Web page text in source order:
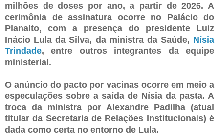
milhões de doses por ano, a partir de 2026. A
cerimônia de assinatura ocorre no Palácio do
Planalto, com a presença do presidente Luiz
Inácio Lula da Silva, da ministra da Saúde, Nísia
Trindade, entre outros integrantes da equipe
ministerial.
O anúncio do pacto por vacinas ocorre em meio a
especulações sobre a saída de Nísia da pasta. A
troca da ministra por Alexandre Padilha (atual
titular da Secretaria de Relações Institucionais) é
dada como certa no entorno de Lula.